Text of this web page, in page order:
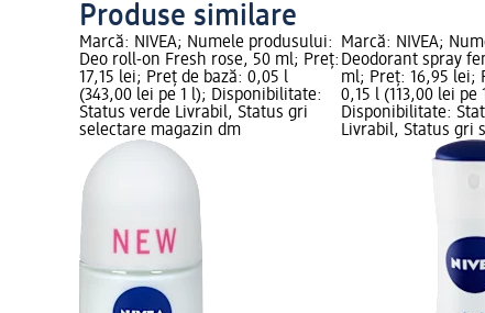
Produse similare
Marcă: NIVEA; Numele produsului:
Deo roll-on Fresh rose, 50 ml; Preț:
17,15 lei; Preț de bază: 0,05 l
(343,00 lei pe 1 l); Disponibilitate:
Status verde Livrabil, Status gri
selectare magazin dm
Marcă: NIVEA;
Deodorant spray
ml; Preț: 16,95 lei;
0,15 l (113,00 lei pe
Disponibilitate:
Livrabil, Status gri